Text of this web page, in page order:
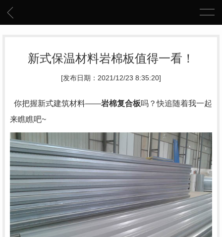
新式保温材料岩棉板值得一看！
[发布日期：2021/12/23 8:35:20]
你把握新式建筑材料——岩棉复合板吗？快追随着我一起
来瞧瞧吧~